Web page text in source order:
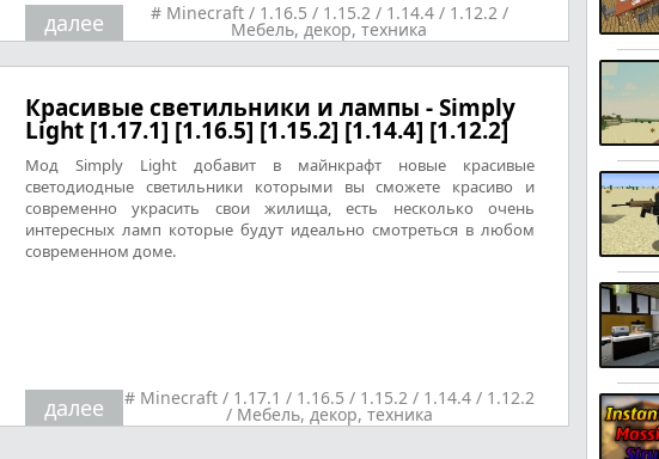
далее # Minecraft/ 1.16.5 / 1.15.2/ 1.14.4/ 1.12.2/
Мебель, декор, техника
Красивые светильники и лампы - Simply
Light [1.17.1] [1.16.5] [1.15.2] [1.14.4] [1.12.2]
Мод Simply Light добавит в майнкрафт новые красивые
светодиодные светильники которыми вы сможете красиво и
современно украсить свои жилища, есть несколько очень
интересных ламп которые будут идеально смотреться в любом
современном доме.
далее # Minecraft/ 1.17.1 / 1.16.5 / 1.15.2/ 1.14.4/ 1.12.2
/ Мебель, декор, техника